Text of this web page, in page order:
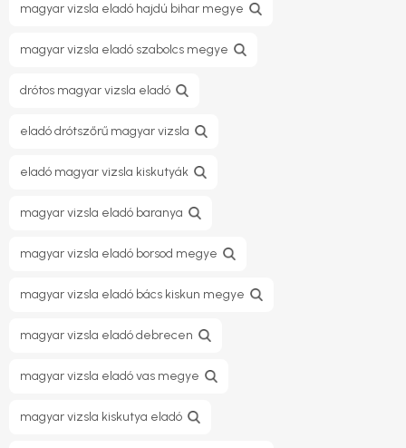
magyar vizsla eladó hajdú bihar megye
magyar vizsla eladó szabolcs megye
drótos magyar vizsla eladó
eladó drótszőrű magyar vizsla
eladó magyar vizsla kiskutyák
magyar vizsla eladó baranya
magyar vizsla eladó borsod megye
magyar vizsla eladó bács kiskun megye
magyar vizsla eladó debrecen
magyar vizsla eladó vas megye
magyar vizsla kiskutya eladó